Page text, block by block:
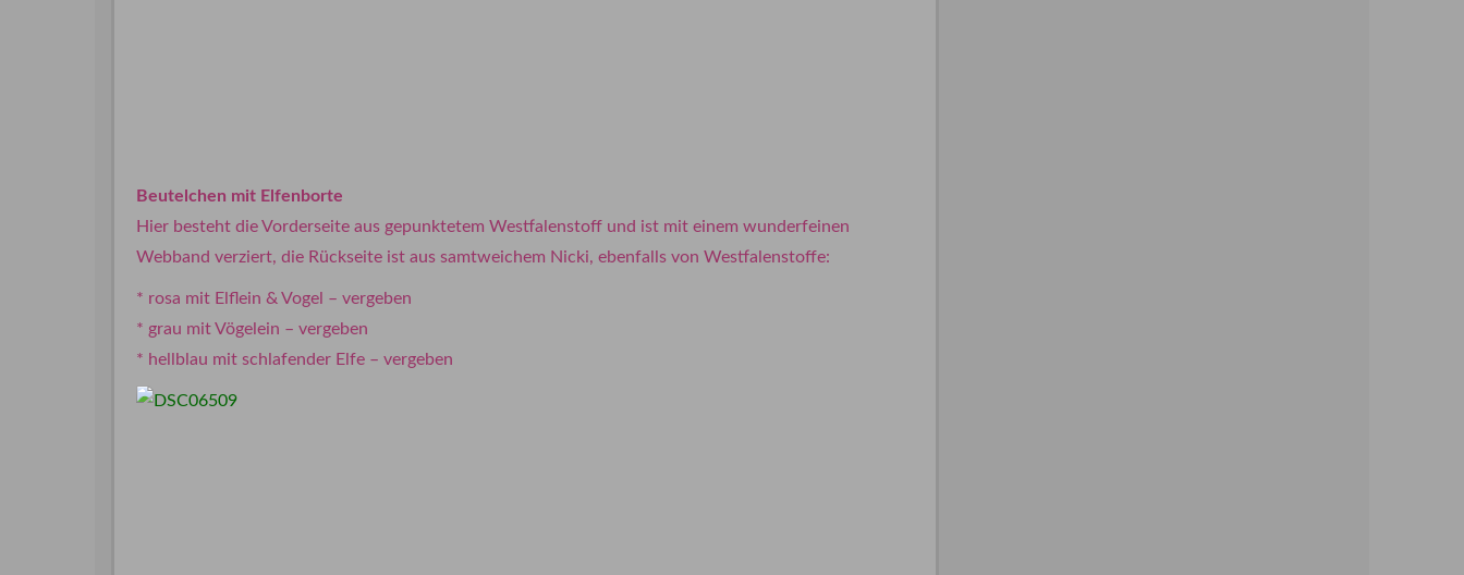
Beutelchen mit Elfenborte
Hier besteht die Vorderseite aus gepunktetem Westfalenstoff und ist mit einem wunderfeinen
Webband verziert, die Rückseite ist aus samtweichem Nicki, ebenfalls von Westfalenstoffe:
* rosa mit Elflein & Vogel – vergeben
* grau mit Vögelein – vergeben
* hellblau mit schlafender Elfe – vergeben